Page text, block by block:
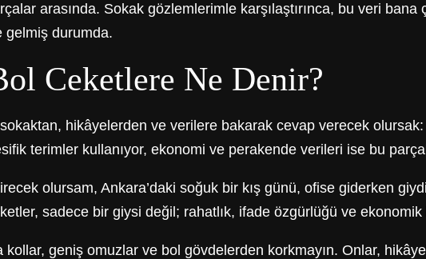
arasında. Sokak gözlemlerimle karşılaştırınca, bu veri
gelmiş durumda.
Ceketlere Ne Denir?
hikâyelerden ve verilere bakarak cevap verecek
terimler kullanıyor, ekonomi ve perakende verileri ise bu
olursam, Ankara’daki soğuk bir kış günü, ofise giderken
sadece bir giysi değil; rahatlık, ifade özgürlüğü ve
kollar, geniş omuzlar ve bol gövdelerden korkmayın. Onlar,